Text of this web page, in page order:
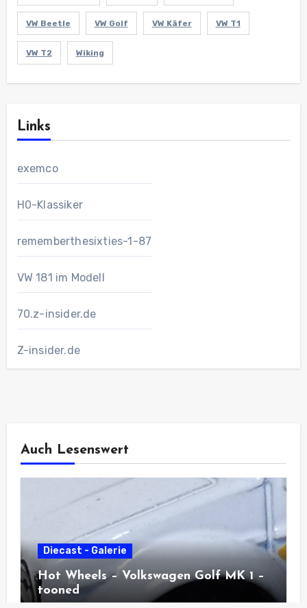
VW Beetle VW Golf VW Käfer VW T1
VW T2 Wiking
Links
exemco
H0-Klassiker
rememberthesixties-1-87
VW 181 im Modell
70.z-insider.de
Z-insider.de
Auch Lesenswert
Diecast - Galerie
Hot Wheels – Volkswagen Golf MK 1 –
tooned